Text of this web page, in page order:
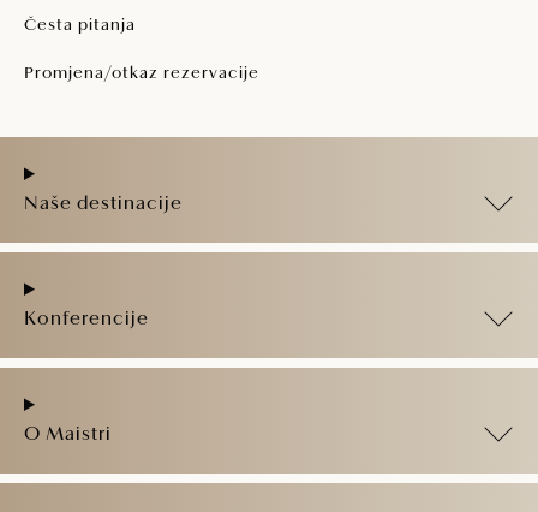
Česta pitanja
Promjena/otkaz rezervacije
Naše destinacije
Konferencije
O Maistri